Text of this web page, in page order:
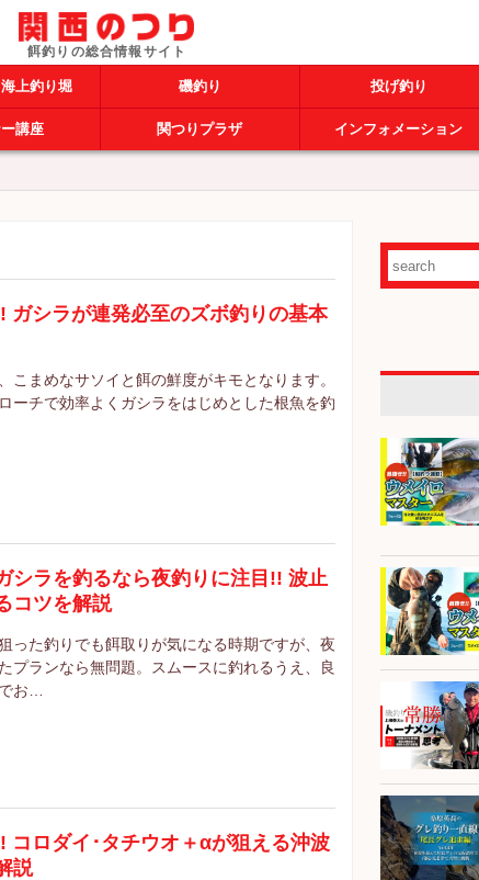
上釣り堀 磯釣り 投げ釣り
講座 関つりプラザ インフォメーション
ガシラが連発必至のズボ釣りの基本
こまめなサソイと餌の鮮度がキモとなります。
ーチで効率よくガシラをはじめとした根魚を釣
シラを釣るなら夜釣りに注目!! 波止
コツを解説
った釣りでも餌取りが気になる時期ですが、夜
プランなら無問題。スムースに釣れるうえ、良
お…
コロダイ･タチウオ＋αが狙える沖波
説